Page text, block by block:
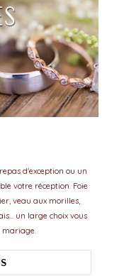
repas d'exception ou un
votre réception. Foie
veau aux morilles,
un large choix vous
mariage.